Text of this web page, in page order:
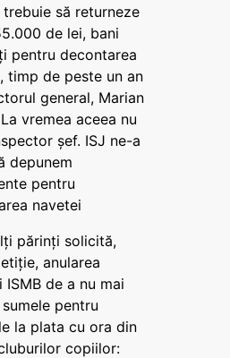
să returneze
de lei, bani
pentru decontarea
timp de peste un an
general, Marian
vremea aceea nu
șef. ISJ ne-a
depunem
pentru
navetei
părinți solicită,
anularea
ISMB de a nu mai
pentru
la plata cu ora din
copiilor: